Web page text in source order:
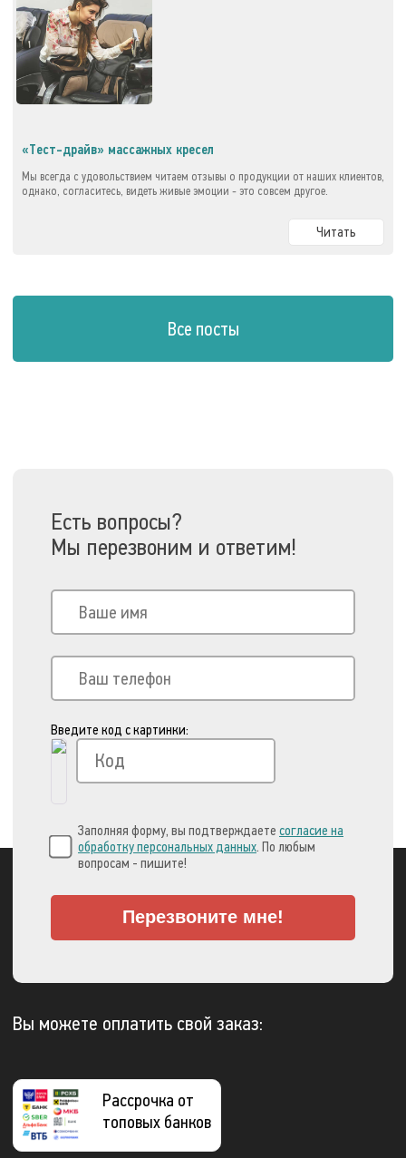
«Тест-драйв» массажных кресел
Мы всегда с удовольствием читаем отзывы о продукции от наших клиентов,
однако, согласитесь, видеть живые эмоции - это совсем другое.
Читать
Все посты
Есть вопросы?
Мы перезвоним и ответим!
Введите код с картинки:
Заполняя форму, вы подтверждаете согласие на
обработку персональных данных. По любым
вопросам - пишите!
Перезвоните мне!
Вы можете оплатить свой заказ:
Рассрочка от
топовых банков